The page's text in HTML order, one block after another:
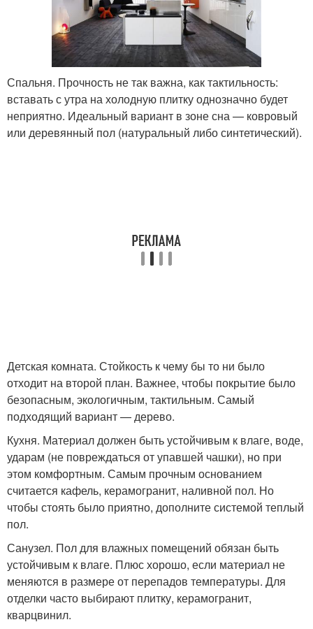
Спальня. Прочность не так важна, как тактильность:
вставать с утра на холодную плитку однозначно будет
неприятно. Идеальный вариант в зоне сна — ковровый
или деревянный пол (натуральный либо синтетический).
Детская комната. Стойкость к чему бы то ни было
отходит на второй план. Важнее, чтобы покрытие было
безопасным, экологичным, тактильным. Самый
подходящий вариант — дерево.
Кухня. Материал должен быть устойчивым к влаге, воде,
ударам (не повреждаться от упавшей чашки), но при
этом комфортным. Самым прочным основанием
считается кафель, керамогранит, наливной пол. Но
чтобы стоять было приятно, дополните системой теплый
пол.
Санузел. Пол для влажных помещений обязан быть
устойчивым к влаге. Плюс хорошо, если материал не
меняются в размере от перепадов температуры. Для
отделки часто выбирают плитку, керамогранит,
кварцвинил.